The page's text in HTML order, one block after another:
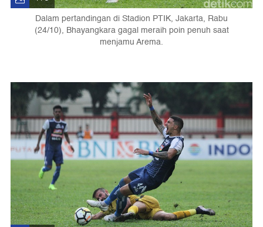
Dalam pertandingan di Stadion PTIK, Jakarta, Rabu
(24/10), Bhayangkara gagal meraih poin penuh saat
menjamu Arema.